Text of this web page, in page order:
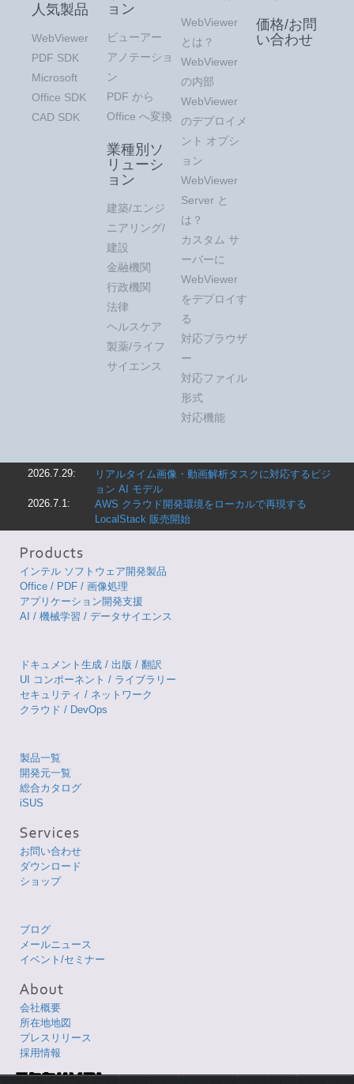
人気製品
WebViewer
PDF SDK
Microsoft
Office SDK
CAD SDK
ョン
ビューアー
アノテーショ
ン
PDF から
Office へ変換
業種別ソ
リューシ
ョン
建築/エンジ
ニアリング/
建設
金融機関
行政機関
法律
ヘルスケア
製薬/ライフ
サイエンス
WebViewer
とは？
WebViewer
の内部
WebViewer
のデプロイメ
ント オプシ
ョン
WebViewer
Server と
は？
カスタム サ
ーバーに
WebViewer
をデプロイす
る
対応ブラウザ
ー
対応ファイル
形式
対応機能
価格/お問
い合わせ
2026.7.29:
リアルタイム画像・動画解析タスクに対応するビジ
ョン AI モデル
2026.7.1:
AWS クラウド開発環境をローカルで再現する
LocalStack 販売開始
インテル ソフトウェア開発製品
Office / PDF / 画像処理
アプリケーション開発支援
AI / 機械学習 / データサイエンス
ドキュメント生成 / 出版 / 翻訳
UI コンポーネント / ライブラリー
セキュリティ / ネットワーク
クラウド / DevOps
製品一覧
開発元一覧
総合カタログ
iSUS
お問い合わせ
ダウンロード
ショップ
ブログ
メールニュース
イベント/セミナー
会社概要
所在地地図
プレスリリース
採用情報